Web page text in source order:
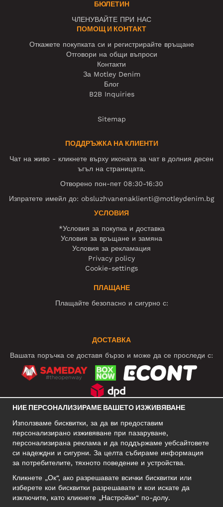
БЮЛЕТИН
ЧЛЕНУВАЙТЕ ПРИ НАС
ПОМОЩ И КОНТАКТ
Откажете покупката си и регистрирайте връщане
Отговори на общи въпроси
Контакти
За Motley Denim
Блог
B2B Inquiries
Sitemap
ПОДДРЪЖКА НА КЛИЕНТИ
Чат на живо - кликнете върху иконата за чат в долния десен
ъгъл на страницата.
Отворено пон-пет 08:30-16:30
Изпратете имейл до: obsluzhvanenaklienti@motleydenim.bg
УСЛОВИЯ
*Условия за покупка и доставка
Условия за връщане и замяна
Условия за рекламация
Privacy policy
Cookie-settings
ПЛАЩАНЕ
Плащайте безопасно и сигурно с:
ДОСТАВКА
Вашата поръчка се доставя бързо и може да се проследи с:
БИЗНЕС АДРЕС
Narva mnt 5, EE-10117 Tallinn
Reg: 12356245
НИЕ ПЕРСОНАЛИЗИРАМЕ ВАШЕТО ИЗЖИВЯВАНЕ
Използваме бисквитки, за да ви предоставим
персонализирано изживяване при пазаруване,
персонализирана реклама и да поддържаме уебсайтовете
си надеждни и сигурни. За целта събираме информация
за потребителите, тяхното поведение и устройства.
Кликнете „Ок“, ако разрешавате всички бисквитки или
изберете кои бисквитки разрешавате и кои искате да
изключите, като кликнете „Настройки“ по-долу.